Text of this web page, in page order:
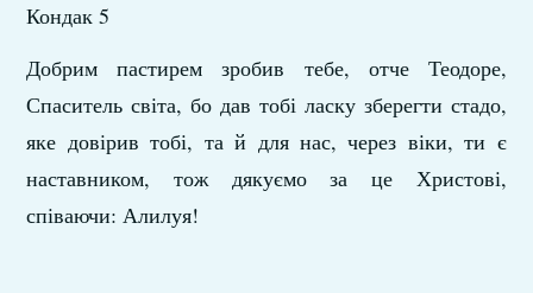
Кондак 5
Добрим пастирем зробив тебе, отче Теодоре,
Спаситель світа, бо дав тобі ласку зберегти стадо,
яке довірив тобі, та й для нас, через віки, ти є
наставником, тож дякуємо за це Христові,
співаючи: Алилуя!